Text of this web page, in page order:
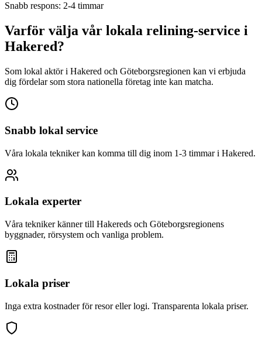
Snabb respons: 2-4 timmar
Varför välja vår lokala relining-service i
Hakered?
Som lokal aktör i Hakered och Göteborgsregionen kan vi erbjuda
dig fördelar som stora nationella företag inte kan matcha.
Snabb lokal service
Våra lokala tekniker kan komma till dig inom 1-3 timmar i Hakered.
Lokala experter
Våra tekniker känner till Hakereds och Göteborgsregionens
byggnader, rörsystem och vanliga problem.
Lokala priser
Inga extra kostnader för resor eller logi. Transparenta lokala priser.